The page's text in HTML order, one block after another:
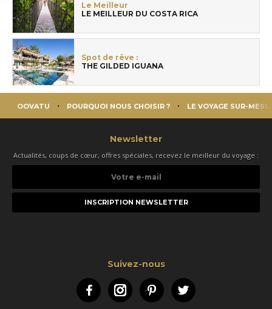
Le Meilleur
LE MEILLEUR DU COSTA RICA
Spot de rêve :
THE GILDED IGUANA
OOVATU POURQUOI NOUS CHOISIR ? LE VOYAGE SUR-
Newsletter
Actualités, coups de cœur, offres spéciales, recevez le meilleur du voyage :
e-
Suivez-nous
FacebookInstagramPinterestTwitter